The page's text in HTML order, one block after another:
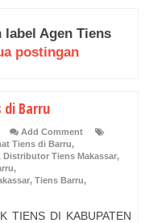
label Agen Tiens
postingan
di Barru
Add Comment
Tiens di Barru,
Distributor Tiens Makassar,
,
, Tiens Barru,
TIENS DI KABUPATEN